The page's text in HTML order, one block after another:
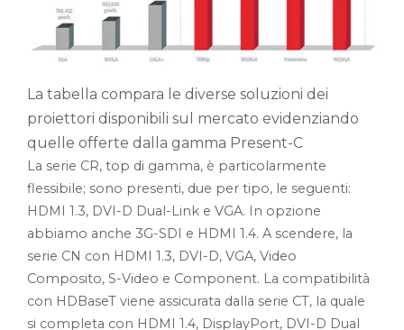
La tabella compara le diverse soluzioni dei
proiettori disponibili sul mercato evidenziando
quelle offerte dalla gamma Present-C
La serie CR, top di gamma, è particolarmente
flessibile; sono presenti, due per tipo, le seguenti:
HDMI 1.3, DVI-D Dual-Link e VGA. In opzione
abbiamo anche 3G-SDI e HDMI 1.4. A scendere, la
serie CN con HDMI 1.3, DVI-D, VGA, Video
Composito, S-Video e Component. La compatibilità
con HDBaseT viene assicurata dalla serie CT, la quale
si completa con HDMI 1.4, DisplayPort, DVI-D Dual